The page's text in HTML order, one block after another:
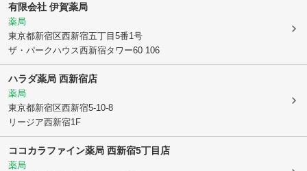
有限会社 伊賀薬局
薬局
東京都新宿区西新宿五丁目5番1号
ザ・パークハウス西新宿タワー60 106
ハラダ薬局 西新宿店
薬局
東京都新宿区西新宿5-10-8
リージア西新宿1F
ココカラファイン薬局 西新宿5丁目店
薬局